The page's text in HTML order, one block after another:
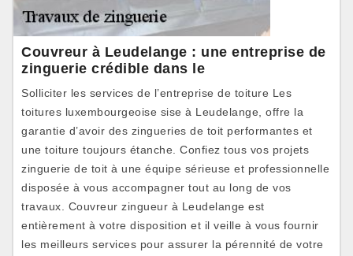
Couvreur à Leudelange : une entreprise de
zinguerie crédible dans le
Solliciter les services de l’entreprise de toiture Les
toitures luxembourgeoise sise à Leudelange, offre la
garantie d’avoir des zingueries de toit performantes et
une toiture toujours étanche. Confiez tous vos projets
zinguerie de toit à une équipe sérieuse et professionnelle
disposée à vous accompagner tout au long de vos
travaux. Couvreur zingueur à Leudelange est
entièrement à votre disposition et il veille à vous fournir
les meilleurs services pour assurer la pérennité de votre